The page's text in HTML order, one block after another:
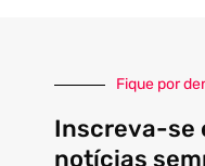
Fique por
Inscreva-se
notícias